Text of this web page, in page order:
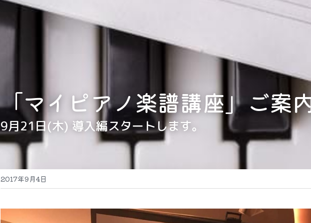
「マイピアノ楽譜講座」ご案
9月21日(木) 導入編スタートします。
2017年9月4日